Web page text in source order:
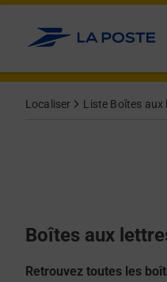
Allez au contenu
Localiser Liste Boîtes aux
Boîtes aux
Retrouvez toutes les